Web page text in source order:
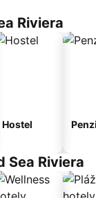
Riviera
Hostel
Sea Riviera